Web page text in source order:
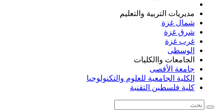
مديريات التربية والتعليم
شمال غزة
شرق غزة
غرب غزة
الوسطى
الجامعات واالكليات
جامعة الأقصى
الكلية الجامعية للعلوم والتكنولوجيا
كلية فلسطين التقنية